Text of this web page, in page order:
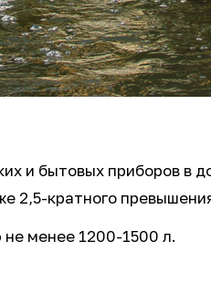
и бытовых приборов
2,5-кратного
не менее 1200-1500 л.